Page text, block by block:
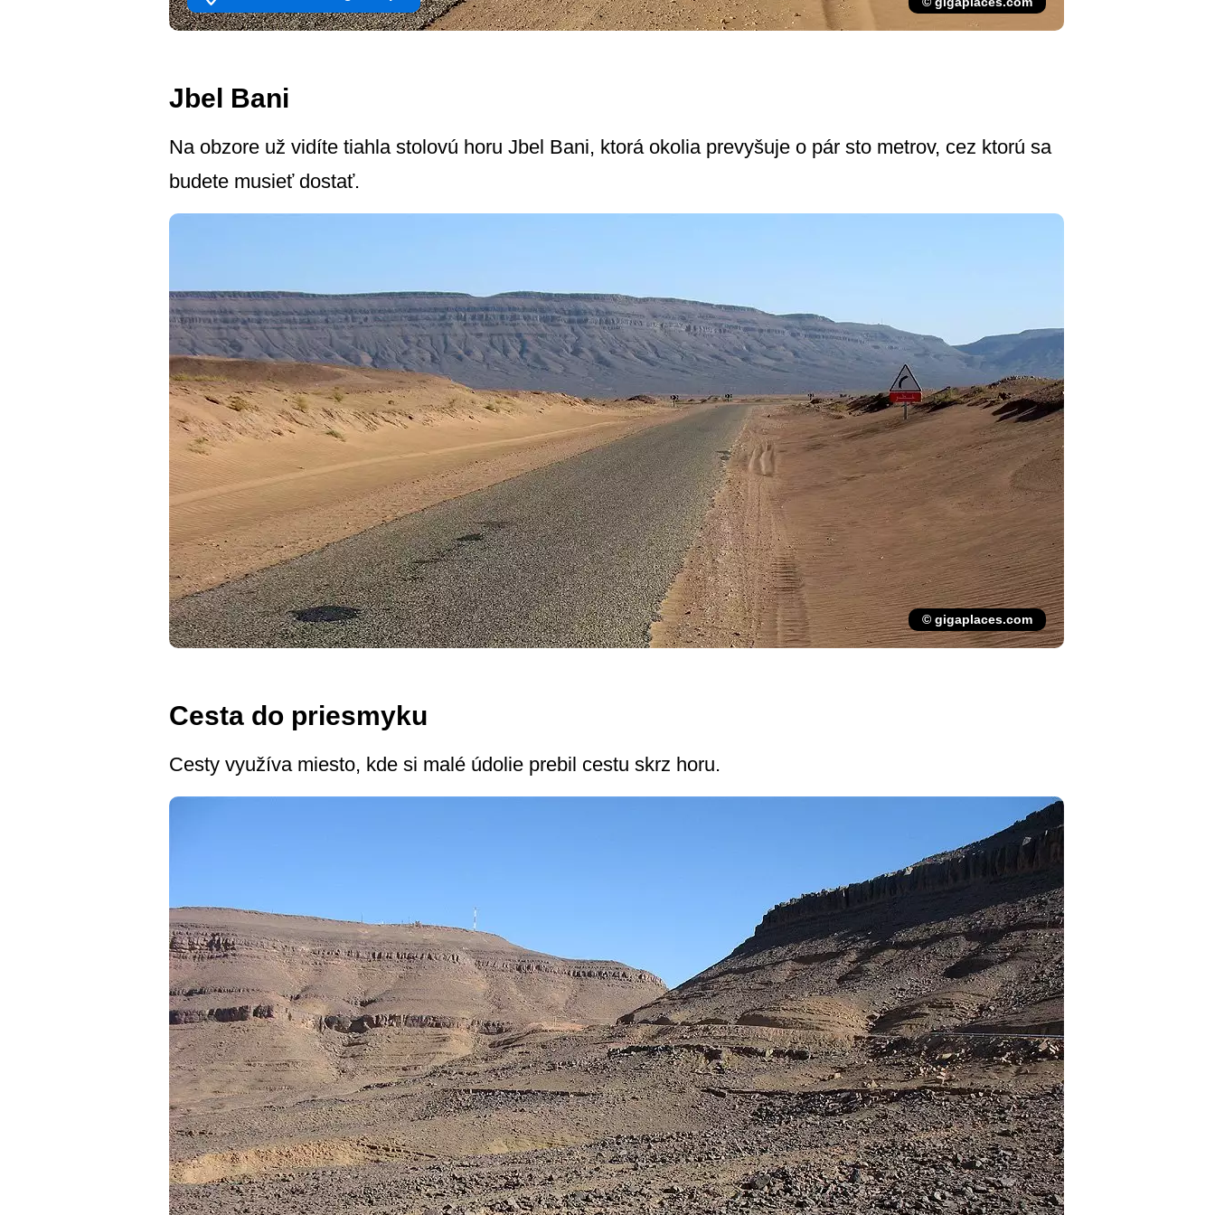
Jbel Bani
Na obzore už vidíte tiahla stolovú horu Jbel Bani, ktorá okolia prevyšuje o pár sto metrov, cez ktorú sa
budete musieť dostať.
© gigaplaces.com
Cesta do priesmyku
Cesty využíva miesto, kde si malé údolie prebil cestu skrz horu.